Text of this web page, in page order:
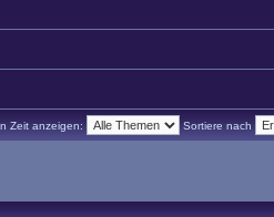
Zeit anzeigen: Sortiere nach